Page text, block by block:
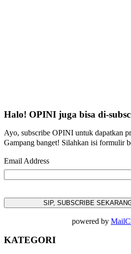
Halo! OPINI juga bisa di-
Ayo, subscribe OPINI untuk dapatkan
Gampang banget! Silahkan isi formulir
Email Address
powered by
KATEGORI